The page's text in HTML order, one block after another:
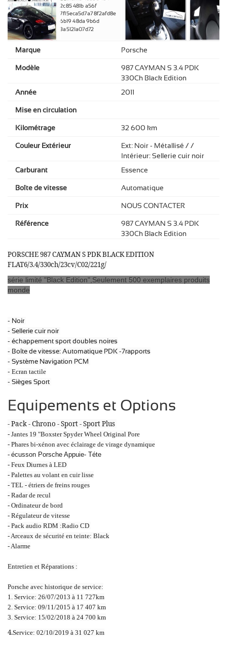
Marque Porsche
Modèle
987 CAYMAN S 3.4 PDK
330Ch Black Edition
Année
2011
Mise en circulation
Kilométrage 32 600 km
Couleur Extérieur
Ext: Noir - Métallisé / /
Intérieur: Sellerie cuir noir
Carburant
Essence
Boîte de vitesse Automatique
Prix NOUS CONTACTER
Référence
987 CAYMAN S 3.4 PDK
330Ch Black Edition
PORSCHE 987 CAYMAN S PDK BLACK EDITION
FLAT6/3.4/330ch/23cv/C02/221g/
série limité "Black Edition",Seulement 500 exemplaires produits
monde
- Noir
- Sellerie cuir noir
- échappement sport doubles noires
- Boîte de vitesse: Automatique PDK -7rapports
- Système Navigation PCM
- Ecran tactile
- Sièges Sport
Equipements et Options
- Pack - Chrono - Sport - Sport Plus
- Jantes 19 "Boxster Spyder Wheel Original Pore
- Phares bi-xénon avec éclairage de virage dynamique
- écusson Porsche Appuie- Téte
- Feux Diurnes à LED
- Palettes au volant en cuir lisse
- TEL - étriers de freins rouges
- Radar de recul
- Ordinateur de bord
- Régulateur de vitesse
- Pack audio RDM :Radio CD
- Arceaux de sécurité en teinte: Black
- Alarme
Entretien et Réparations :
Porsche avec historique de service:
1. Service: 26/07/2013 à 11 727km
2. Service: 09/11/2015 à 17 407 km
3. Service: 15/02/2018 à 24 700 km
4.Service: 02/10/2019 à 31 027 km